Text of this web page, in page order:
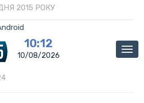
2015 РОКУ
10:12
10/08/2026